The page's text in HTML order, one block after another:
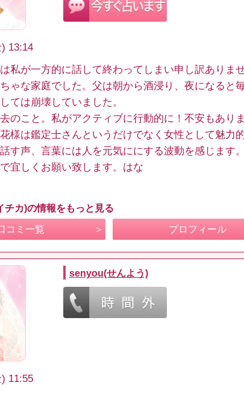
13:14
私が一方的に話して終わってしまい申し訳ありま
ゃな家庭でした。父は朝から酒浸り、夜になると
ては崩壊していました。
のこと。私がアクティブに行動的に！不安もあり
様は鑑定士さんというだけでなく女性として魅力
す声、言葉には人を元気ににする波動を感じます
宜しくお願い致します。はな
チカ)の情報をもっと見る
コミ一覧 プロフィール
senyou(せんよう)
11:55